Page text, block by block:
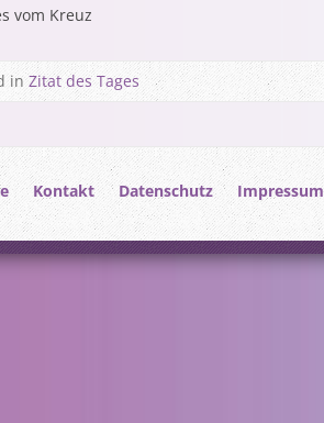
vom Kreuz
inZitat des Tages
Kontakt Datenschutz Impressum